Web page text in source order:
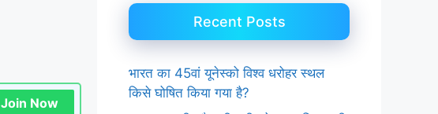
Join Now
Recent Posts
भारत का 45वां यूनेस्को विश्व धरोहर स्थल
किसे घोषित किया गया है?